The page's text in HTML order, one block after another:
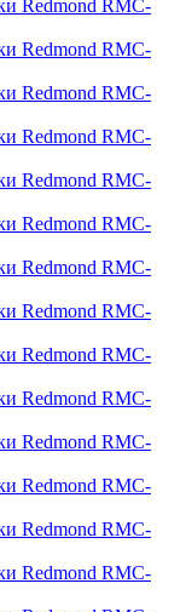
Redmond RMC-
Redmond RMC-
Redmond RMC-
Redmond RMC-
Redmond RMC-
Redmond RMC-
Redmond RMC-
Redmond RMC-
Redmond RMC-
Redmond RMC-
Redmond RMC-
Redmond RMC-
Redmond RMC-
Redmond RMC-